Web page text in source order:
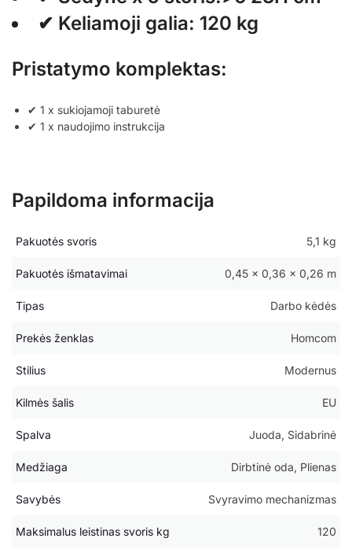
✔ Keliamoji galia: 120 kg
Pristatymo komplektas:
✔ 1 x sukiojamoji taburetė
✔ 1 x naudojimo instrukcija
Papildoma informacija
Pakuotės svoris 5,1 kg
Pakuotės išmatavimai 0,45 × 0,36 × 0,26 m
Tipas Darbo kėdės
Prekės ženklas Homcom
Stilius Modernus
Kilmės šalis EU
Spalva Juoda, Sidabrinė
Medžiaga Dirbtinė oda, Plienas
Savybės Svyravimo mechanizmas
Maksimalus leistinas svoris kg 120